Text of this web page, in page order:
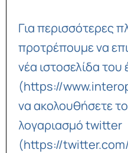
Για περισσότερες
προτρέπουμε να
νέα ιστοσελίδα του
(https://
να ακολουθήσετε
λογαριασμό twitter
(https://